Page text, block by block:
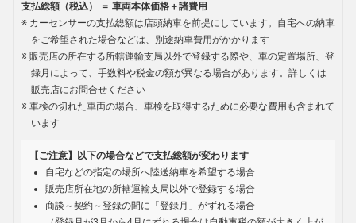
支払総額（税込） ＝ 車両本体価格＋諸費用
カーセンサーの支払総額は店頭納車を前提にしています。自宅への納車
をご希望された場合などは、別途納車費用がかかります
販売店の所在する所轄運輸支局以外で登録する際や、車の定置場所、登
録月によって、手数料や税金の額が異なる場合があります。詳しくは
販売店にお問合せください
車検の切れた車両の場合、車検を取得するために必要な費用も含まれて
います
【ご注意】以下の場合などで支払総額が変わります
自宅などの指定の場所へ陸送納車を希望する場合
販売店所在地の所轄運輸支局以外で登録する場合
商談～契約～登録の間に「登録月」がずれる場合